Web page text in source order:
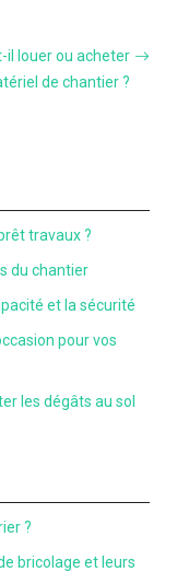
il louer ou acheter
de chantier ?
travaux ?
du chantier
et la sécurité
pour vos
les dégâts au sol
?
bricolage et leurs